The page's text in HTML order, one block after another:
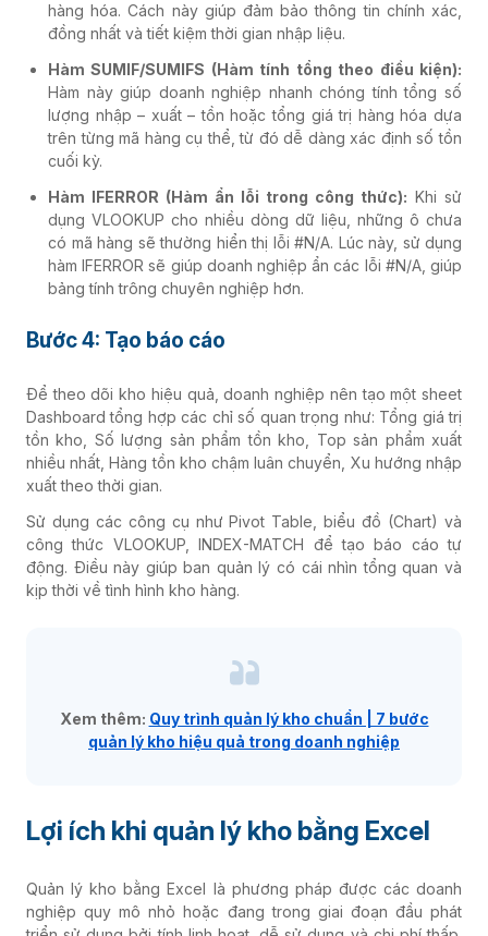
hàng hóa. Cách này giúp đảm bảo thông tin chính xác,
đồng nhất và tiết kiệm thời gian nhập liệu.
Hàm SUMIF/SUMIFS (Hàm tính tổng theo điều kiện):
Hàm này giúp doanh nghiệp nhanh chóng tính tổng số
lượng nhập – xuất – tồn hoặc tổng giá trị hàng hóa dựa
trên từng mã hàng cụ thể, từ đó dễ dàng xác định số tồn
cuối kỳ.
Hàm IFERROR (Hàm ẩn lỗi trong công thức): Khi sử
dụng VLOOKUP cho nhiều dòng dữ liệu, những ô chưa
có mã hàng sẽ thường hiển thị lỗi #N/A. Lúc này, sử dụng
hàm IFERROR sẽ giúp doanh nghiệp ẩn các lỗi #N/A, giúp
bảng tính trông chuyên nghiệp hơn.
Bước 4: Tạo báo cáo
Để theo dõi kho hiệu quả, doanh nghiệp nên tạo một sheet
Dashboard tổng hợp các chỉ số quan trọng như: Tổng giá trị
tồn kho, Số lượng sản phẩm tồn kho, Top sản phẩm xuất
nhiều nhất, Hàng tồn kho chậm luân chuyển, Xu hướng nhập
xuất theo thời gian.
Sử dụng các công cụ như Pivot Table, biểu đồ (Chart) và
công thức VLOOKUP, INDEX-MATCH để tạo báo cáo tự
động. Điều này giúp ban quản lý có cái nhìn tổng quan và
kịp thời về tình hình kho hàng.
Xem thêm: Quy trình quản lý kho chuẩn | 7 bước
quản lý kho hiệu quả trong doanh nghiệp
Lợi ích khi quản lý kho bằng Excel
Quản lý kho bằng Excel là phương pháp được các doanh
nghiệp quy mô nhỏ hoặc đang trong giai đoạn đầu phát